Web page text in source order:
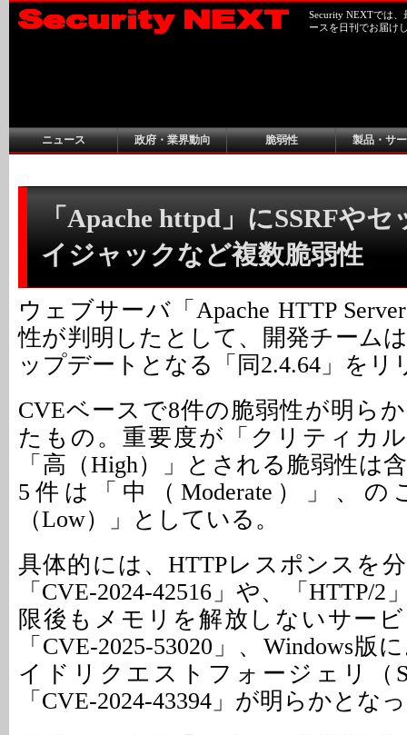
Security NEXTでは
ースを日刊でお届け
ニュース 政府・業界動向 脆弱性 製品・サ
「Apache httpd」にSSRFや
イジャックなど複数脆弱性
ウェブサーバ「Apache HTTP
性が判明したとして、開発チーム
ップデートとなる「同2.4.64」をリ
CVEベースで8件の脆弱性が明ら
たもの。重要度が「クリティカ
「高（High）」とされる脆弱性は
5件は「中（Moderate）」、
（Low）」としている。
具体的には、HTTPレスポンスを
「CVE-2024-42516」や、「HTTP/
限後もメモリを解放しないサー
「CVE-2025-53020」、Windows版
イドリクエストフォージェリ（
「CVE-2024-43394」が明らかとな